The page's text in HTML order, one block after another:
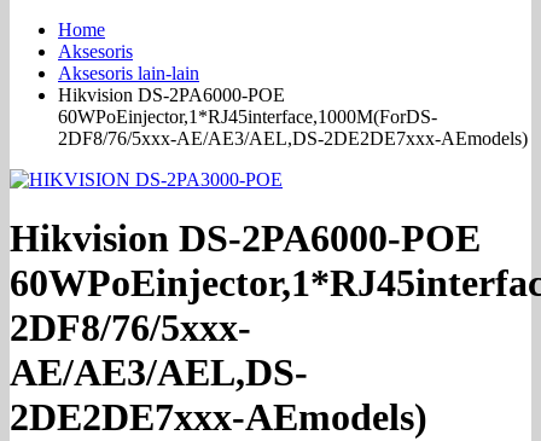
Home
Aksesoris
Aksesoris lain-lain
Hikvision DS-2PA6000-POE
60WPoEinjector,1*RJ45interface,1000M(ForDS-
2DF8/76/5xxx-AE/AE3/AEL,DS-2DE2DE7xxx-AEmodels)
Hikvision DS-2PA6000-POE
2DF8/76/5xxx-
AE/AE3/AEL,DS-
2DE2DE7xxx-AEmodels)